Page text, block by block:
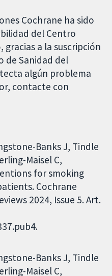
Cochrane ha sido
del Centro
a la suscripción
de Sanidad del
algún problema
contacte con
Banks J, Tindle
Maisel C,
for smoking
Cochrane
2024, Issue 5. Art.
Banks J Tindle
Maisel C